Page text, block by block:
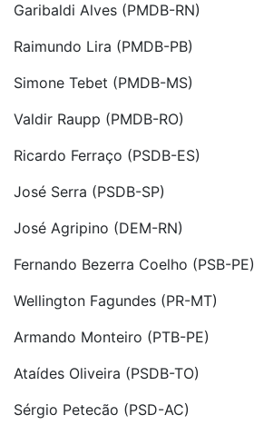
Garibaldi Alves (PMDB-RN)
Raimundo Lira (PMDB-PB)
Simone Tebet (PMDB-MS)
Valdir Raupp (PMDB-RO)
Ricardo Ferraço (PSDB-ES)
José Serra (PSDB-SP)
José Agripino (DEM-RN)
Fernando Bezerra Coelho (PSB-PE)
Wellington Fagundes (PR-MT)
Armando Monteiro (PTB-PE)
Ataídes Oliveira (PSDB-TO)
Sérgio Petecão (PSD-AC)